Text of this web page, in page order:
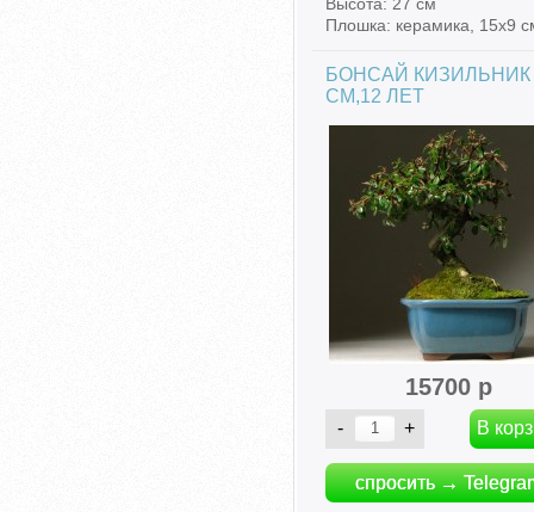
Плошка: керамика, 15х9
БОНСАЙ КИЗИЛЬНИК
СМ,12 ЛЕТ
15700 р
спросить →